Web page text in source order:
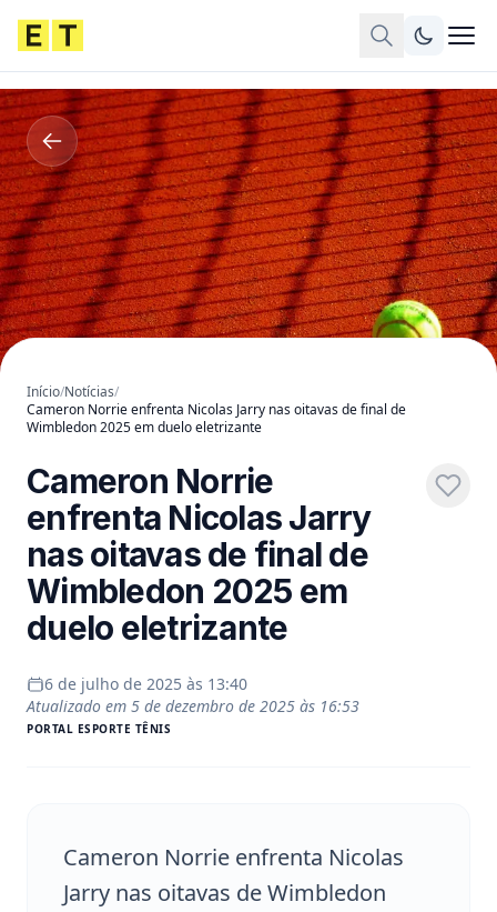
Início/Notícias/
Cameron Norrie enfrenta Nicolas Jarry nas oitavas de final de
Wimbledon 2025 em duelo eletrizante
Cameron Norrie
enfrenta Nicolas Jarry
nas oitavas de final de
Wimbledon 2025 em
duelo eletrizante
6 de julho de 2025 às 13:40
Atualizado em 5 de dezembro de 2025 às 16:53
PORTAL ESPORTE TÊNIS
Cameron Norrie enfrenta Nicolas
Jarry nas oitavas de Wimbledon